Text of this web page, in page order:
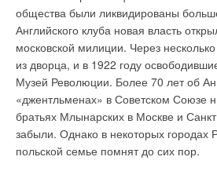
общества были ликвидированы
Английского клуба новая власть
московской милиции. Через
из дворца, и в 1922 году
Музей Революции. Более 70 лет об
«джентльменах» в Советском Союзе
братьях Млынарских в Москве и
забыли. Однако в некоторых городах
польской семье помнят до сих пор.